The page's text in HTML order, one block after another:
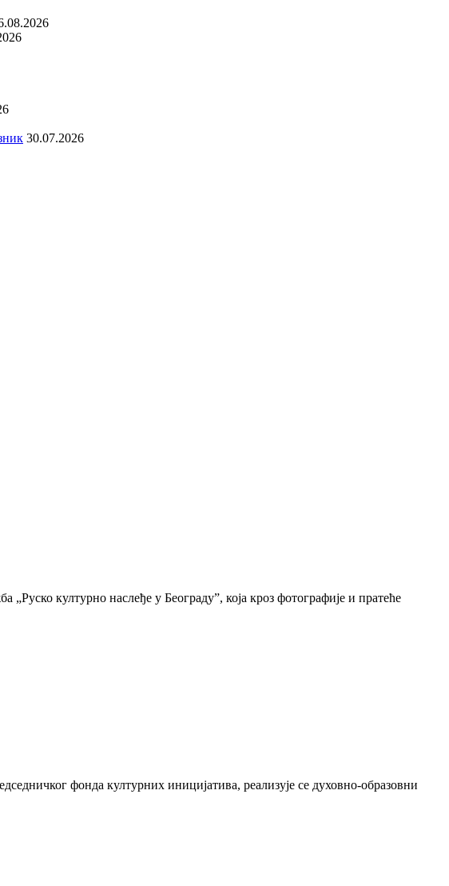
30.07.2026
културно наслеђе у Београду”, која кроз фотографије и пратеће
фонда културних иницијатива, реализује се духовно-образовни